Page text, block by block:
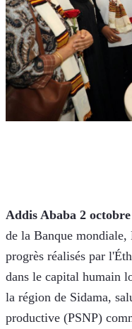
Addis Ababa 2
de la Banque
progrès réalisés par
dans le capital humain
la région de Sidama,
productive (PSNP)